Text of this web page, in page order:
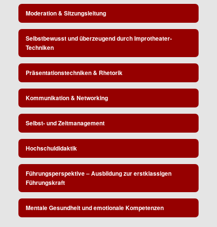
Moderation & Sitzungsleitung
Selbstbewusst und überzeugend durch Improtheater-
Techniken
Präsentationstechniken & Rhetorik
Kommunikation & Networking
Selbst- und Zeitmanagement
Hochschuldidaktik
Führungsperspektive – Ausbildung zur erstklassigen
Führungskraft
Mentale Gesundheit und emotionale Kompetenzen